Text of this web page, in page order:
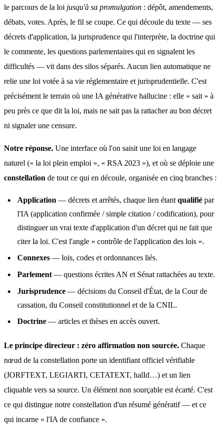
le parcours de la loi jusqu'à sa promulgation : dépôt, amendements,
débats, votes. Après, le fil se coupe. Ce qui découle du texte — ses
décrets d'application, la jurisprudence qui l'interprète, la doctrine qui
le commente, les questions parlementaires qui en signalent les
difficultés — vit dans des silos séparés. Aucun lien automatique ne
relie une loi votée à sa vie réglementaire et jurisprudentielle. C'est
précisément le terrain où une IA générative hallucine : elle « sait » à
peu près ce que dit la loi, mais ne sait pas la rattacher au bon décret
ni signaler une censure.
Notre réponse. Une interface où l'on saisit une loi en langage
constellation de tout ce qui en découle, organisée en cinq branches :
Application — décrets et arrêtés, chaque lien étantqualifié par
l'IA (application confirmée / simple citation / codification), pour
distinguer un vrai texte d'application d'un décret qui ne fait que
citer la loi. C'est l'angle « contrôle de l'application des lois ».
Connexes — lois, codes et ordonnances liés.
Parlement — questions écrites AN et Sénat rattachées au texte.
Jurisprudence — décisions du Conseil d'État, de la Cour de
cassation, du Conseil constitutionnel et de la CNIL.
Doctrine — articles et thèses en accès ouvert.
Le principe directeur : zéro affirmation non sourcée. Chaque
nœud de la constellation porte un identifiant officiel vérifiable
(JORFTEXT, LEGIARTI, CETATEXT, halId…) et un lien
cliquable vers sa source. Un élément non sourçable est écarté. C'est
ce qui distingue notre constellation d'un résumé génératif — et ce
qui incarne « l'IA de confiance ».